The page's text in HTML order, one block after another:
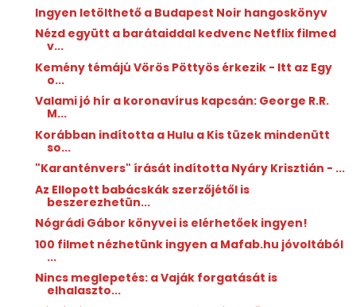
Ingyen letölthető a Budapest Noir hangoskönyv
Nézd együtt a barátaiddal kedvenc Netflix filmed
v...
Kemény témájú Vörös Pöttyös érkezik - Itt az Egy
o...
Valami jó hír a koronavírus kapcsán: George R.R.
M...
Korábban indította a Hulu a Kis tüzek mindenütt
so...
"Karanténvers" írását indította Nyáry Krisztián - ...
Az Ellopott babácskák szerzőjétől is
beszerezhetün...
Nógrádi Gábor könyvei is elérhetőek ingyen!
100 filmet nézhetünk ingyen a Mafab.hu jóvoltából
...
Nincs meglepetés: a Vaják forgatását is
elhalaszto...